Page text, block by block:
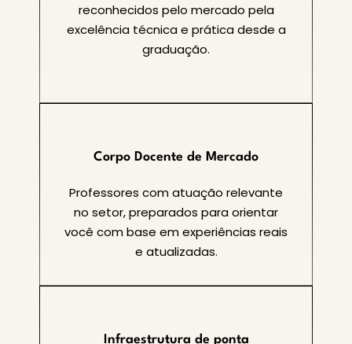
reconhecidos pelo mercado pela
excelência técnica e prática desde a
graduação.
Corpo Docente de Mercado
Professores com atuação relevante
no setor, preparados para orientar
você com base em experiências reais
e atualizadas.
Infraestrutura de ponta